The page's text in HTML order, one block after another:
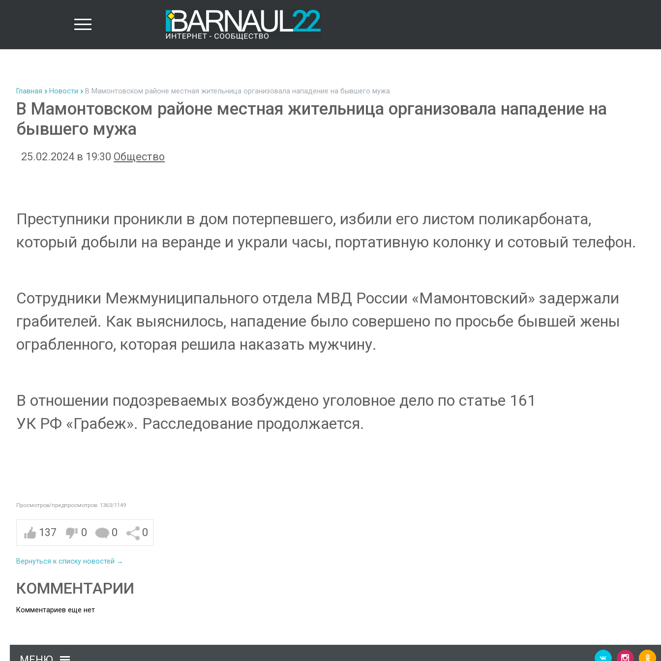
Главная Новости В Мамонтовском районе местная жительница организовала нападение на бывшего мужа
В Мамонтовском районе местная жительница организовала нападение на
бывшего мужа
25.02.2024 в 19:30 Общество
Преступники проникли в дом потерпевшего, избили его листом поликарбоната,
который добыли на веранде и украли часы, портативную колонку и сотовый телефон.
Сотрудники Межмуниципального отдела МВД России «Мамонтовский» задержали
грабителей. Как выяснилось, нападение было совершено по просьбе бывшей жены
ограбленного, которая решила наказать мужчину.
В отношении подозреваемых возбуждено уголовное дело по статье 161
УК РФ «Грабеж». Расследование продолжается.
Просмотров/предпросмотров: 1363/1149
137 0 0 0
Вернуться к списку новостей →
КОММЕНТАРИИ
Комментариев еще нет